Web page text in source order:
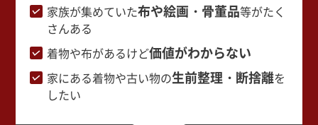
家族が集めていた布や絵画・骨董品等がたく
さんある
着物や布があるけど価値がわからない
家にある着物や古い物の生前整理・断捨離を
したい